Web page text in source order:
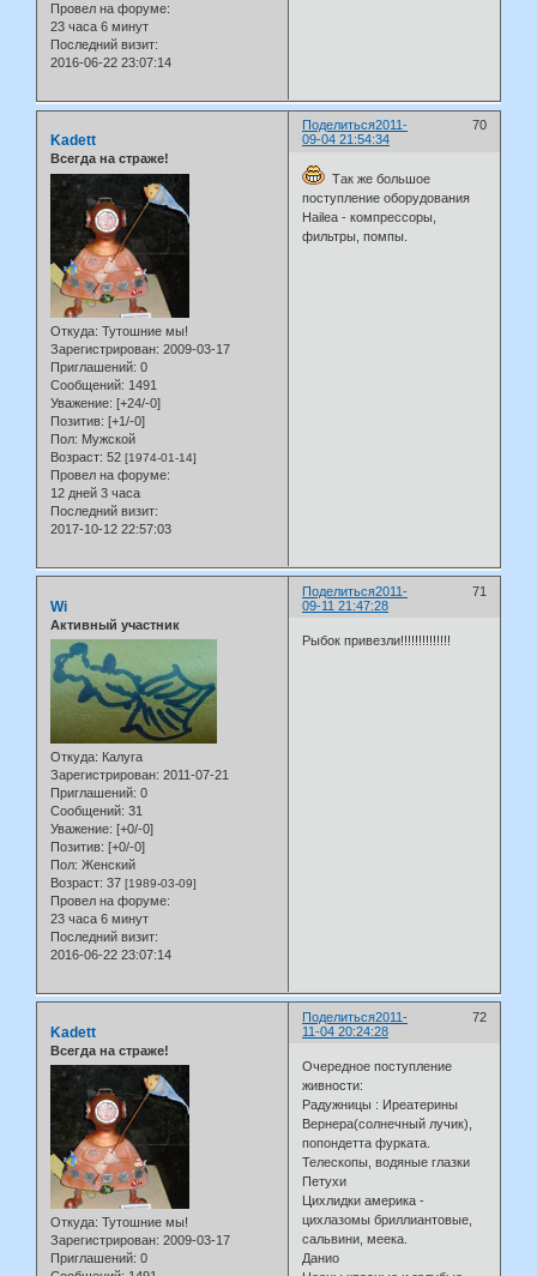
Провел на форуме:
23 часа 6 минут
Последний визит:
2016-06-22 23:07:14
Поделиться 70
2011-
09-04 21:54:34
Kadett
Всегда на страже!
Откуда: Тутошние мы!
Зарегистрирован: 2009-03-17
Приглашений: 0
Сообщений: 1491
Уважение: [+24/-0]
Позитив: [+1/-0]
Пол: Мужской
Возраст: 52 [1974-01-14]
Провел на форуме:
12 дней 3 часа
Последний визит:
2017-10-12 22:57:03
Так же большое
поступление оборудования
Hailea - компрессоры,
фильтры, помпы.
Поделиться 71
2011-
09-11 21:47:28
Wi
Активный участник
Откуда: Калуга
Зарегистрирован: 2011-07-21
Приглашений: 0
Сообщений: 31
Уважение: [+0/-0]
Позитив: [+0/-0]
Пол: Женский
Возраст: 37 [1989-03-09]
Провел на форуме:
23 часа 6 минут
Последний визит:
2016-06-22 23:07:14
Рыбок привезли!!!!!!!!!!!!!!
Поделиться 72
2011-
11-04 20:24:28
Kadett
Всегда на страже!
Откуда: Тутошние мы!
Зарегистрирован: 2009-03-17
Приглашений: 0
Очередное поступление
живности:
Радужницы : Иреатерины
Вернера(солнечный лучик),
попондетта фурката.
Телескопы, водяные глазки
Петухи
Цихлидки америка -
цихлазомы бриллиантовые,
сальвини, меека.
Данио